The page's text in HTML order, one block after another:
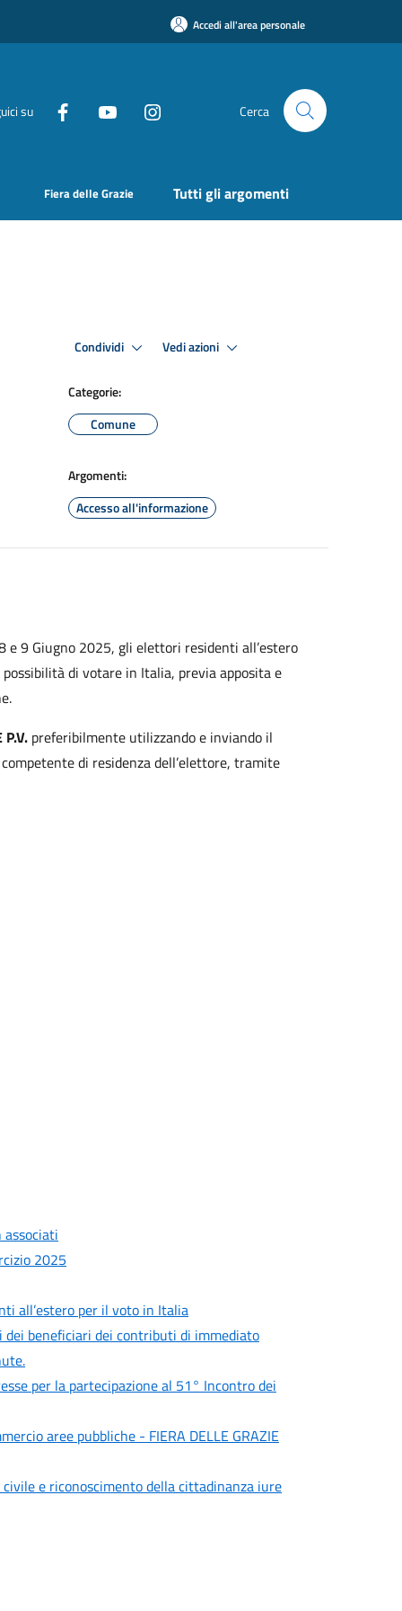
Accedi all'area personale
su Cerca
Fiera delle Grazie Tutti gli argomenti
Condividi Vedi azioni
Categorie:
Comune
Argomenti:
Accesso all'informazione
9 Giugno 2025, gli elettori residenti all’estero
di votare in Italia, previa apposita e
preferibilmente utilizzando e inviando il
di residenza dell’elettore, tramite
2025
all’estero per il voto in Italia
beneficiari dei contributi di immediato
per la partecipazione al 51° Incontro dei
aree pubbliche - FIERA DELLE GRAZIE
e riconoscimento della cittadinanza iure